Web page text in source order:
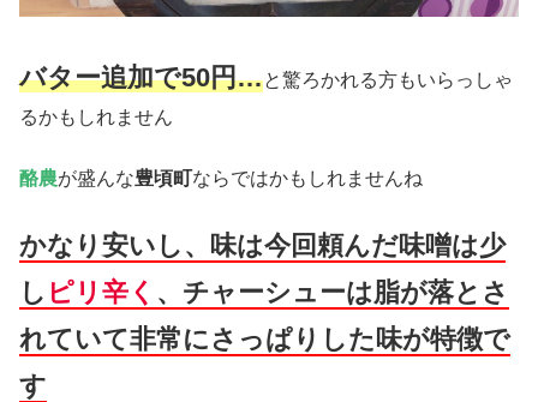
バター追加で50円…と驚ろかれる方もいらっしゃ
るかもしれません
酪農が盛んな豊頃町ならではかもしれませんね
かなり安いし、味は今回頼んだ味噌は少
し ピリ辛く 、チャーシューは脂が落とさ
れていて非常にさっぱりした味が特徴で
す